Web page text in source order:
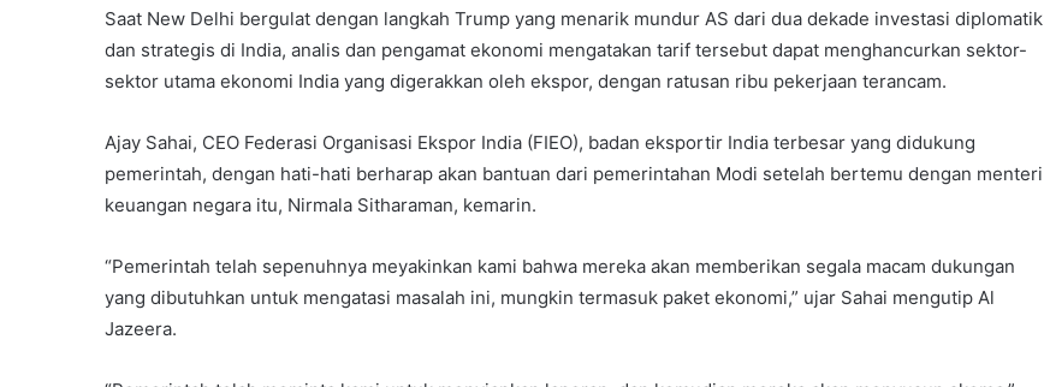
Saat New Delhi bergulat dengan langkah Trump yang menarik mundur AS dari dua dekade investasi diplomatik
dan strategis di India, analis dan pengamat ekonomi mengatakan tarif tersebut dapat menghancurkan sektor-
sektor utama ekonomi India yang digerakkan oleh ekspor, dengan ratusan ribu pekerjaan terancam.
Ajay Sahai, CEO Federasi Organisasi Ekspor India (FIEO), badan eksportir India terbesar yang didukung
pemerintah, dengan hati-hati berharap akan bantuan dari pemerintahan Modi setelah bertemu dengan menteri
keuangan negara itu, Nirmala Sitharaman, kemarin.
“Pemerintah telah sepenuhnya meyakinkan kami bahwa mereka akan memberikan segala macam dukungan
yang dibutuhkan untuk mengatasi masalah ini, mungkin termasuk paket ekonomi,” ujar Sahai mengutip Al
Jazeera.